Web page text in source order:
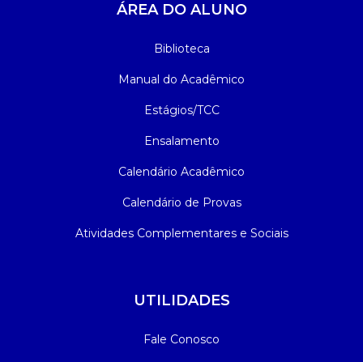
ÁREA DO ALUNO
Biblioteca
Manual do Acadêmico
Estágios/TCC
Ensalamento
Calendário Acadêmico
Calendário de Provas
Atividades Complementares e Sociais
UTILIDADES
Fale Conosco